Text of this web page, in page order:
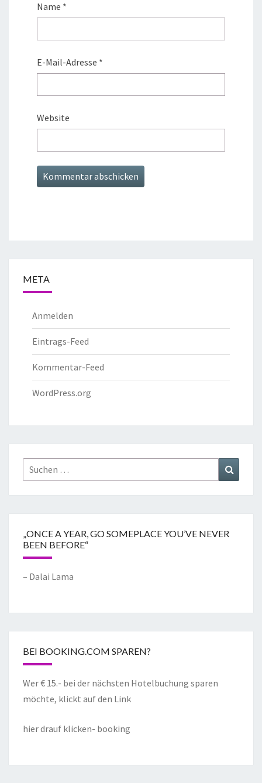
Name *
E-Mail-Adresse *
Website
META
Anmelden
Eintrags-Feed
Kommentar-Feed
WordPress.org
„ONCE A YEAR, GO SOMEPLACE YOU’VE NEVER
BEEN BEFORE“
– Dalai Lama
BEI BOOKING.COM SPAREN?
Wer € 15.- bei der nächsten Hotelbuchung sparen
möchte, klickt auf den Link
hier drauf klicken- booking